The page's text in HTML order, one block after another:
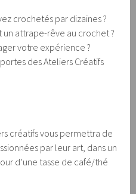
crochetés par dizaines ?
attrape-rêve au crochet ?
votre expérience ?
des Ateliers Créatifs
créatifs vous permettra de
par leur art, dans un
d’une tasse de café/thé